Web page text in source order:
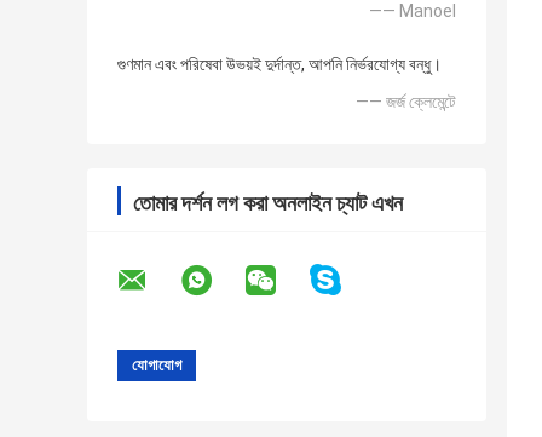
—— Manoel
গুণমান এবং পরিষেবা উভয়ই দুর্দান্ত, আপনি নির্ভরযোগ্য বন্ধু।
—— জর্জ ক্লেমেন্টে
তোমার দর্শন লগ করা অনলাইন চ্যাট এখন